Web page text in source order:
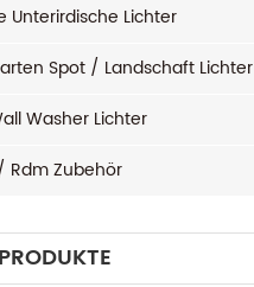
Unterirdische Lichter
Spot / Landschaft Lichter
Washer Lichter
Rdm Zubehör